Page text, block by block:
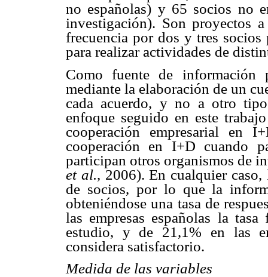
no españolas) y 65 socios no
investigación). Son proyectos
frecuencia por dos y tres socios
para realizar actividades de
Como fuente de información
mediante la elaboración de un
cada acuerdo, y no a otro
enfoque seguido en este
cooperación empresarial en
cooperación en I+D cuando
participan otros organismos de
et al., 2006). En cualquier caso,
de socios, por lo que la
obteniéndose una tasa de
las empresas españolas la
estudio, y de 21,1% en las
considera satisfactorio.
Medida de las variables